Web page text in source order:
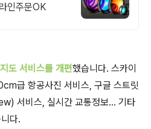
인주문OK
도 서비스를 개편했습니다. 스카이
급 항공사진 서비스, 구글 스트릿
서비스, 실시간 교통정보... 기타
다.